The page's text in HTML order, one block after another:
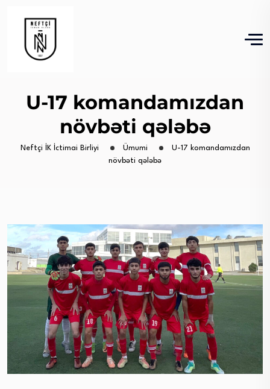
U-17 komandamızdan
növbəti qələbə
Neftçi İK İctimai Birliyi Ümumi
U-17 komandamızdan
növbəti qələbə